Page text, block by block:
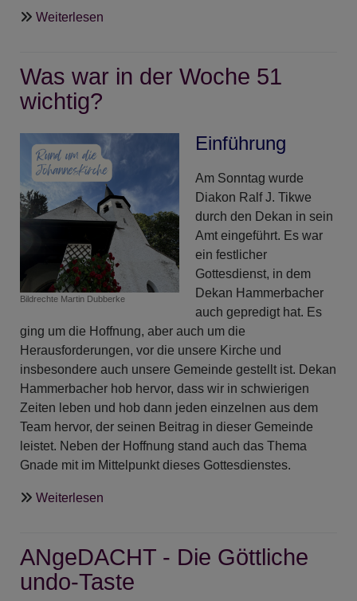
Weiterlesen
ist
gegangen
Was war in der Woche 51
wichtig?
Bildrechte Martin Dubberke
Einführung
Am Sonntag wurde
Diakon Ralf J. Tikwe
durch den Dekan in sein
Amt eingeführt. Es war
ein festlicher
Gottesdienst, in dem
Dekan Hammerbacher
auch gepredigt hat. Es
ging um die Hoffnung, aber auch um die
Herausforderungen, vor die unsere Kirche und
insbesondere auch unsere Gemeinde gestellt ist. Dekan
Hammerbacher hob hervor, dass wir in schwierigen
Zeiten leben und hob dann jeden einzelnen aus dem
Team hervor, der seinen Beitrag in dieser Gemeinde
leistet. Neben der Hoffnung stand auch das Thema
Gnade mit im Mittelpunkt dieses Gottesdienstes.
Weiterlesen
in
der
Woche
ANgeDACHT - Die Göttliche
undo-Taste